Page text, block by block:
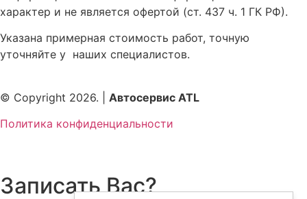
характер и не является офертой (ст. 437 ч. 1 ГК РФ).
Указана примерная стоимость работ, точную
уточняйте у наших специалистов.
© Copyright 2026. | Автосервис ATL
Политика конфиденциальности
Записать Вас?